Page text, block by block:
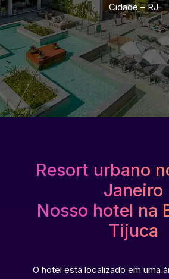
Cidade – RJ
Resort urbano
Janeiro
Nosso hotel na
Tijuca
O hotel está localizado em uma